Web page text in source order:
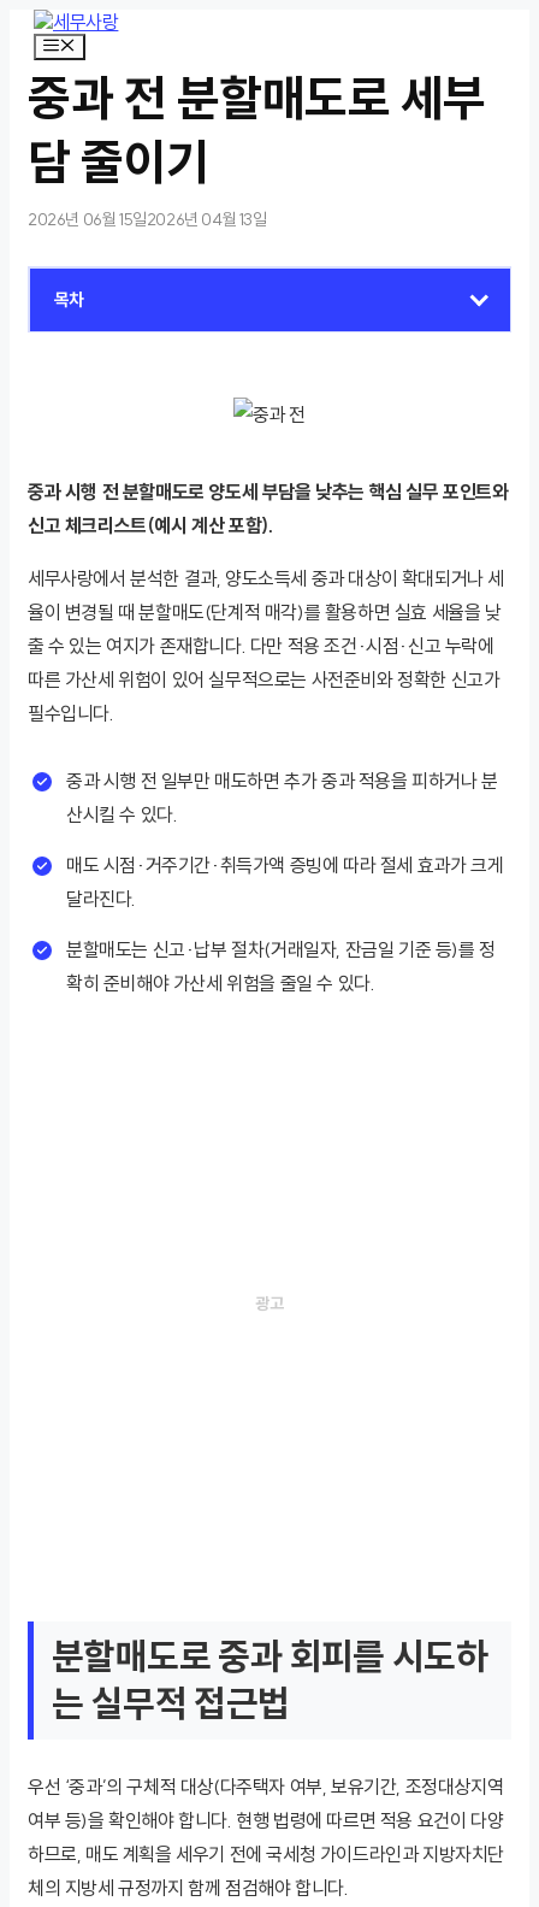
메
뉴
중과 전 분할매도로 세부
담 줄이기
2026년 06월 15일2026년 04월 13일
목차
중과 시행 전 분할매도로 양도세 부담을 낮추는 핵심 실무 포인트와
신고 체크리스트(예시 계산 포함).
세무사랑에서 분석한 결과, 양도소득세 중과 대상이 확대되거나 세
율이 변경될 때 분할매도(단계적 매각)를 활용하면 실효 세율을 낮
출 수 있는 여지가 존재합니다. 다만 적용 조건·시점·신고 누락에
따른 가산세 위험이 있어 실무적으로는 사전준비와 정확한 신고가
필수입니다.
중과 시행 전 일부만 매도하면 추가 중과 적용을 피하거나 분
산시킬 수 있다.
매도 시점·거주기간·취득가액 증빙에 따라 절세 효과가 크게
달라진다.
분할매도는 신고·납부 절차(거래일자, 잔금일 기준 등)를 정
확히 준비해야 가산세 위험을 줄일 수 있다.
분할매도로 중과 회피를 시도하
는 실무적 접근법
우선 ‘중과’의 구체적 대상(다주택자 여부, 보유기간, 조정대상지역
여부 등)을 확인해야 합니다. 현행 법령에 따르면 적용 요건이 다양
하므로, 매도 계획을 세우기 전에 국세청 가이드라인과 지방자치단
체의 지방세 규정까지 함께 점검해야 합니다.